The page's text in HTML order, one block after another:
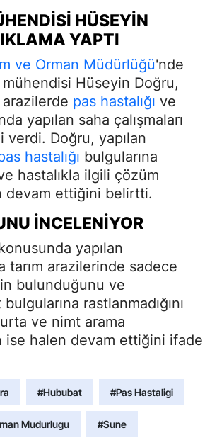
HÜSEYIN
YAPTI
ve Orman Müdürlüğü'nde
Hüseyin Doğru,
pas hastalığı ve
yapılan saha çalışmaları
verdi. Doğru, yapılan
hastalığı bulgularına
ve hastalıkla ilgili çözüm
devam ettiğini belirtti.
İNCELENIYOR
yapılan
tarım arazilerinde sadece
bulunduğunu ve
rastlanmadığını
ve nimt arama
ise halen devam ettiğini ifade
#Hububat #Pas Hastaligi
Mudurlugu #Sune